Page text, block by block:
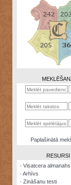
Zināšanu
kalkulators
NomētātāsPaplašinātā
RESURSI
· Visatcera almanahs
· Arhīvs
· Zināšanu testi